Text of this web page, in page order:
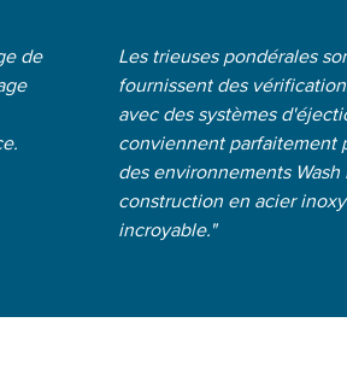
de
Les trieuses pondérales
fournissent des
avec des systèmes
conviennent parfaitement
des environnements
construction en acier
incroyable."